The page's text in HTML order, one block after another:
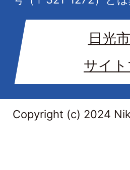
日光
サイ
Copyright (c) 2024